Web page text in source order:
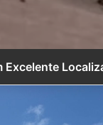
Excelente